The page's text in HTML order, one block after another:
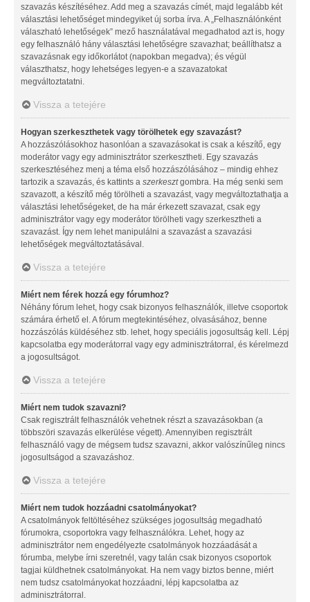
szavazás készítéséhez. Add meg a szavazás címét, majd legalább két
választási lehetőséget mindegyiket új sorba írva. A „Felhasználónként
válaszható lehetőségek” mező használatával megadhatod azt is, hogy
egy felhasználó hány választási lehetőségre szavazhat; beállíthatsz a
szavazásnak egy időkorlátot (napokban megadva); és végül
választhatsz, hogy lehetséges legyen-e a szavazatokat
megváltoztatatni.
Vissza a tetejére
Hogyan szerkeszthetek vagy törölhetek egy szavazást?
A hozzászólásokhoz hasonlóan a szavazásokat is csak a készítő, egy
moderátor vagy egy adminisztrátor szerkesztheti. Egy szavazás
szerkesztéséhez menj a téma első hozzászólásához – mindig ehhez
tartozik a szavazás, és kattints a szerkesztgombra. Ha még senki sem
szavazott, a készítő még törölheti a szavazást, vagy megváltoztathatja a
választási lehetőségeket, de ha már érkezett szavazat, csak egy
adminisztrátor vagy egy moderátor törölheti vagy szerkesztheti a
szavazást. Így nem lehet manipulálni a szavazást a szavazási
lehetőségek megváltoztatásával.
Vissza a tetejére
Miért nem férek hozzá egy fórumhoz?
Néhány fórum lehet, hogy csak bizonyos felhasználók, illetve csoportok
számára érhető el. A fórum megtekintéséhez, olvasásához, benne
hozzászólás küldéséhez stb. lehet, hogy speciális jogosultság kell. Lépj
kapcsolatba egy moderátorral vagy egy adminisztrátorral, és kérelmezd
a jogosultságot.
Vissza a tetejére
Miért nem tudok szavazni?
Csak regisztrált felhasználók vehetnek részt a szavazásokban (a
többszöri szavazás elkerülése végett). Amennyiben regisztrált
felhasználó vagy de mégsem tudsz szavazni, akkor valószínűleg nincs
jogosultságod a szavazáshoz.
Vissza a tetejére
Miért nem tudok hozzáadni csatolmányokat?
A csatolmányok feltöltéséhez szükséges jogosultság megadható
fórumokra, csoportokra vagy felhasználókra. Lehet, hogy az
adminisztrátor nem engedélyezte csatolmányok hozzáadását a
fórumba, melybe írni szeretnél, vagy talán csak bizonyos csoportok
tagjai küldhetnek csatolmányokat. Ha nem vagy biztos benne, miért
nem tudsz csatolmányokat hozzáadni, lépj kapcsolatba az
adminisztrátorral.